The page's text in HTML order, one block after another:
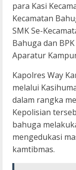
para Kasi
Kecamatan
SMK Se-
Bahuga dan
Aparatur
Kapolres Way
melalui
dalam rangka
Kepolisian
bahuga
mengedukasi
kamtibmas.